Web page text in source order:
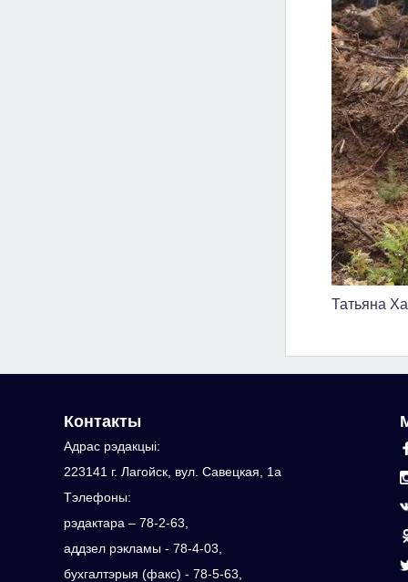
Татьяна
Контакты
Адрас рэдакцыi:
223141 г. Лагойск, вул. Савецкая, 1а
Тэлефоны:
рэдактара – 78-2-63,
аддзел рэкламы - 78-4-03,
бухгалтэрыя (факс) - 78-5-63,